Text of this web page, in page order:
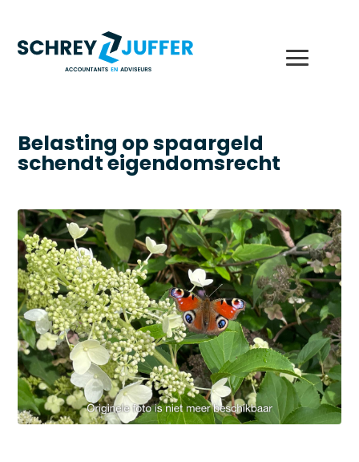
Belasting op spaargeld
schendt eigendomsrecht